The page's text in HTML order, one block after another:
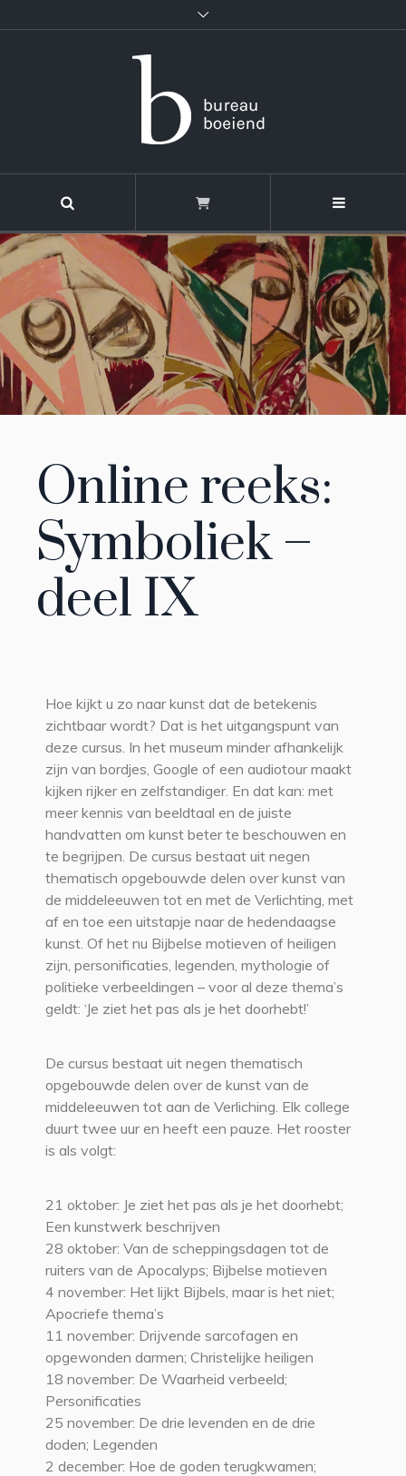
Online reeks:
Symboliek –
deel IX
Hoe kijkt u zo naar kunst dat de betekenis
zichtbaar wordt? Dat is het uitgangspunt van
deze cursus. In het museum minder afhankelijk
zijn van bordjes, Google of een audiotour maakt
kijken rijker en zelfstandiger. En dat kan: met
meer kennis van beeldtaal en de juiste
handvatten om kunst beter te beschouwen en
te begrijpen. De cursus bestaat uit negen
thematisch opgebouwde delen over kunst van
de middeleeuwen tot en met de Verlichting, met
af en toe een uitstapje naar de hedendaagse
kunst. Of het nu Bijbelse motieven of heiligen
zijn, personificaties, legenden, mythologie of
politieke verbeeldingen – voor al deze thema’s
geldt: ‘Je ziet het pas als je het doorhebt!’
De cursus bestaat uit negen thematisch
opgebouwde delen over de kunst van de
middeleeuwen tot aan de Verliching. Elk college
duurt twee uur en heeft een pauze. Het rooster
is als volgt:
21 oktober: Je ziet het pas als je het doorhebt;
Een kunstwerk beschrijven
28 oktober: Van de scheppingsdagen tot de
ruiters van de Apocalyps; Bijbelse motieven
4 november: Het lijkt Bijbels, maar is het niet;
Apocriefe thema’s
11 november: Drijvende sarcofagen en
opgewonden darmen; Christelijke heiligen
18 november: De Waarheid verbeeld;
Personificaties
25 november: De drie levenden en de drie
doden; Legenden
2 december: Hoe de goden terugkwamen;